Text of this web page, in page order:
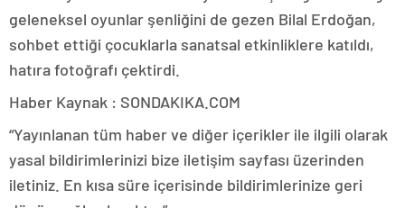
geleneksel oyunlar şenliğini de gezen Bilal Erdoğan,
sohbet ettiği çocuklarla sanatsal etkinliklere katıldı,
hatıra fotoğrafı çektirdi.
Haber Kaynak : SONDAKIKA.COM
“Yayınlanan tüm haber ve diğer içerikler ile ilgili olarak
yasal bildirimlerinizi bize iletişim sayfası üzerinden
iletiniz. En kısa süre içerisinde bildirimlerinize geri